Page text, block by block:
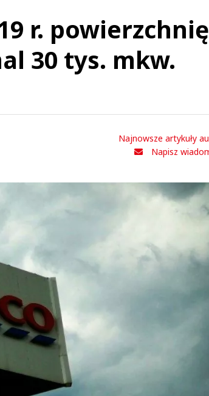
r. powierzchnię
30 tys. mkw.
Najnowsze artykuły
Napisz